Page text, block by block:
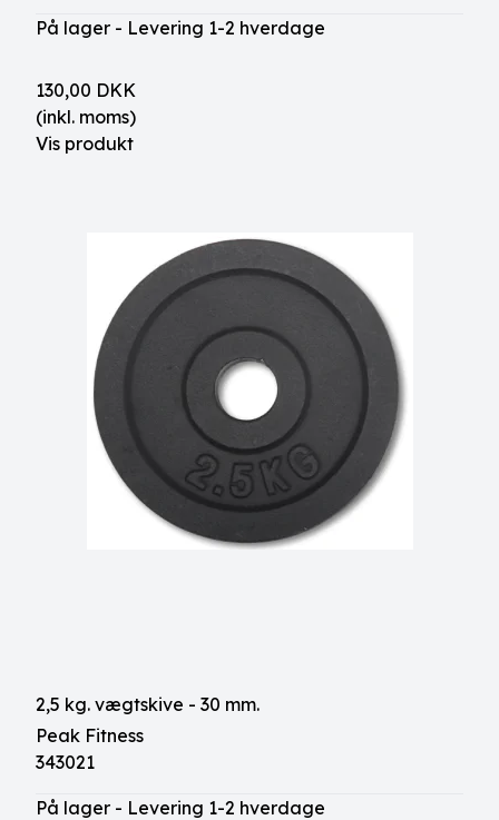
På lager - Levering 1-2 hverdage
130,00 DKK
(inkl. moms)
Vis produkt
2,5 kg. vægtskive - 30 mm.
Peak Fitness
343021
På lager - Levering 1-2 hverdage